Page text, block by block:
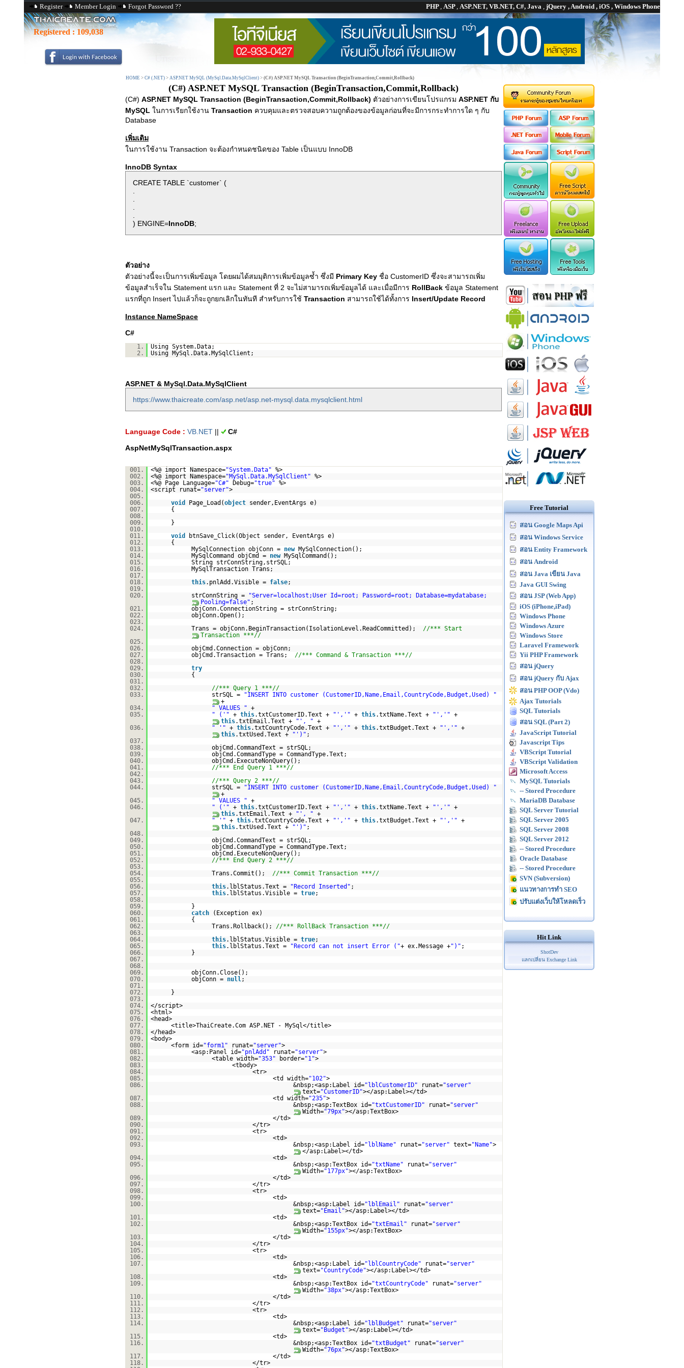
Register Member Login Forgot Password ?? PHP, ASP, ASP.NET, VB.NET, C#, Java , jQuery , Android , iOS , Windows Phone
Registered : 109,038
HOME > C# (.NET) > ASP.NET MySQL (MySql.Data.MySqlClient) > (C#) ASP.NET MySQL Transaction (BeginTransaction,Commit,Rollback)
(C#) ASP.NET MySQL Transaction (BeginTransaction,Commit,Rollback)
(C#) ASP.NET MySQL Transaction (BeginTransaction,Commit,Rollback) ตัวอย่างการเขียนโปรแกรม ASP.NET กับ
MySQL ในการเรียกใช้งาน Transaction ควบคุมและตรวจสอบความถูกต้องของข้อมูลก่อนที่จะมีการกระทำการใด ๆ กับ
Database
เพิ่มเติม
ในการใช้งาน Transaction จะต้องกำหนดชนิดของ Table เป็นแบบ InnoDB
InnoDB Syntax
CREATE TABLE `customer` (
) ENGINE=InnoDB;
ตัวอย่าง
ตัวอย่างนี้จะเป็นการเพิ่มข้อมูล โดยผมได้สมมุติการเพิ่มข้อมูลซ้ำ ซึ่งมี Primary Key ชื่อ CustomerID ซึ่งจะสามารถเพิ่ม
ข้อมูลสำเร็จใน Statement แรก และ Statement ที่ 2 จะไม่สามารถเพิ่มข้อมูลได้ และเมื่อมีการ RollBack ข้อมูล Statement
แรกที่ถูก Insert ไปแล้วก็จะถูกยกเลิกในทันที สำหรับการใช้ Transaction สามารถใช้ได้ทั้งการ Insert/Update Record
Instance NameSpace
C#
1.
Using System.Data;
2.
Using MySql.Data.MySqlClient;
ASP.NET & MySql.Data.MySqlClient
https://www.thaicreate.com/asp.net/asp.net-mysql.data.mysqlclient.html
Language Code : VB.NET ||
C#
AspNetMySqlTransaction.aspx
001. <%@ import Namespace="System.Data" %>
002.
<%@ import Namespace="MySql.Data.MySqlClient" %>
003.
<%@ Page Language="C#" Debug="true" %>
004.
<script runat="server">
005.
006.
void Page_Load(object
sender,EventArgs e)
007.
{
008.
009.
}
010.
011.
void
btnSave_Click(Object sender, EventArgs e)
012.
{
013.
MySqlConnection objConn = new
MySqlConnection();
014.
MySqlCommand objCmd = new
MySqlCommand();
015.
String strConnString,strSQL;
016.
MySqlTransaction Trans;
017.
018.
this.pnlAdd.Visible = false;
019.
020.
strConnString =
"Server=localhost;User Id=root; Password=root; Database=mydatabase;
Pooling=false" ;
021.
objConn.ConnectionString = strConnString;
022.
objConn.Open();
023.
024.
Trans = objConn.BeginTransaction(IsolationLevel.ReadCommitted);
//*** Start
Transaction ***//
025.
026.
objCmd.Connection = objConn;
027.
objCmd.Transaction = Trans;
//*** Command & Transaction ***//
028.
029.
try
030.
{
031.
032.
//*** Query 1 ***//
033.
strSQL =
"INSERT INTO customer (CustomerID,Name,Email,CountryCode,Budget,Used) "
+
034.
" VALUES " +
035.
" ('" + this.txtCustomerID.Text + "','" + this.txtName.Text + "','" +
this.txtEmail.Text + "', " +
036.
" '" + this.txtCountryCode.Text + "','" + this.txtBudget.Text + "','" +
this.txtUsed.Text + "')" ;
037.
038.
objCmd.CommandText = strSQL;
039.
objCmd.CommandType = CommandType.Text;
040.
objCmd.ExecuteNonQuery();
041.
//*** End Query 1 ***//
042.
043.
//*** Query 2 ***//
044.
strSQL =
"INSERT INTO customer (CustomerID,Name,Email,CountryCode,Budget,Used) "
+
045.
" VALUES " +
046.
" ('" + this.txtCustomerID.Text + "','" + this.txtName.Text + "','" +
this.txtEmail.Text + "', " +
047.
" '" + this.txtCountryCode.Text + "','" + this.txtBudget.Text + "','" +
this.txtUsed.Text + "')" ;
048.
049.
objCmd.CommandText = strSQL;
050.
objCmd.CommandType = CommandType.Text;
051.
objCmd.ExecuteNonQuery();
052.
//*** End Query 2 ***//
053.
054.
Trans.Commit();
//*** Commit Transaction ***//
055.
056.
this.lblStatus.Text = "Record Inserted" ;
057.
this.lblStatus.Visible = true;
058.
059.
}
060.
catch
(Exception ex)
061.
{
062.
Trans.Rollback();
//*** RollBack Transaction ***//
063.
064.
this.lblStatus.Visible = true;
065.
this.lblStatus.Text = "Record can not insert Error ("+ ex.Message +")" ;
066.
}
067.
068.
069.
objConn.Close();
070.
objConn = null;
071.
072.
}
073.
074.
</script>
075.
<html>
076.
<head>
077.
<title>ThaiCreate.Com ASP.NET - MySql</title>
078.
</head>
079.
<body>
080.
<form id="form1" runat="server">
081.
<asp:Panel id="pnlAdd" runat="server">
082.
<table width="353" border="1">
083.
<tbody>
084.
<tr>
085.
<td width="102">
086.
&nbsp;<asp:Label id="lblCustomerID" runat="server"
text="CustomerID"></asp:Label></td>
087.
<td width="235">
088.
&nbsp;<asp:TextBox id="txtCustomerID" runat="server"
Width="79px"></asp:TextBox>
089.
</td>
090.
</tr>
091.
<tr>
092.
<td>
093.
&nbsp;<asp:Label id="lblName" runat="server" text="Name">
</asp:Label></td>
094.
<td>
095.
&nbsp;<asp:TextBox id="txtName" runat="server"
Width="177px"></asp:TextBox>
096.
</td>
097.
</tr>
098.
<tr>
099.
<td>
100.
&nbsp;<asp:Label id="lblEmail" runat="server"
text="Email"></asp:Label></td>
101.
<td>
102.
&nbsp;<asp:TextBox id="txtEmail" runat="server"
Width="155px"></asp:TextBox>
103.
</td>
104.
</tr>
105.
<tr>
106.
<td>
107.
&nbsp;<asp:Label id="lblCountryCode" runat="server"
text="CountryCode"></asp:Label></td>
108.
<td>
109.
&nbsp;<asp:TextBox id="txtCountryCode" runat="server"
Width="38px"></asp:TextBox>
110.
</td>
111.
</tr>
112.
<tr>
113.
<td>
114.
&nbsp;<asp:Label id="lblBudget" runat="server"
text="Budget"></asp:Label></td>
115.
<td>
116.
&nbsp;<asp:TextBox id="txtBudget" runat="server"
Width="76px"></asp:TextBox>
117.
</td>
118.
</tr>
Free Tutorial
สอน Google Maps Api
สอน Windows Service
สอน Entity Framework
สอน Android
สอน Java เขียน Java
Java GUI Swing
สอน JSP (Web App)
iOS (iPhone,iPad)
Windows Phone
Windows Azure
Windows Store
Laravel Framework
Yii PHP Framework
สอน jQuery
สอน jQuery กับ Ajax
สอน PHP OOP (Vdo)
Ajax Tutorials
SQL Tutorials
สอน SQL (Part 2)
JavaScript Tutorial
Javascript Tips
VBScript Tutorial
VBScript Validation
Microsoft Access
MySQL Tutorials
-- Stored Procedure
MariaDB Database
SQL Server Tutorial
SQL Server 2005
SQL Server 2008
SQL Server 2012
-- Stored Procedure
Oracle Database
-- Stored Procedure
SVN (Subversion)
แนวทางการทำ SEO
ปรับแต่งเว็บให้โหลดเร็ว
Hit Link
ShotDev
แลกเปลี่ยน Exchange Link